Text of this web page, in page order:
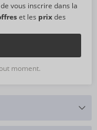
vous inscrire dans la
et les prixdes
moment.